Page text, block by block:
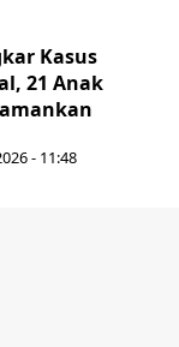
Kasus
21 Anak
- 11:48